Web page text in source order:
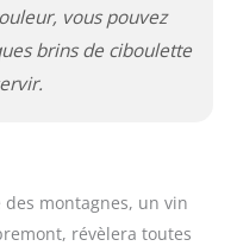
vous pouvez
brins de ciboulette
montagnes, un vin
révèlera toutes